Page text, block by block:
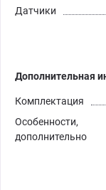
Датчики
Дополнительная
Комплектация
Особенности,
дополнительно